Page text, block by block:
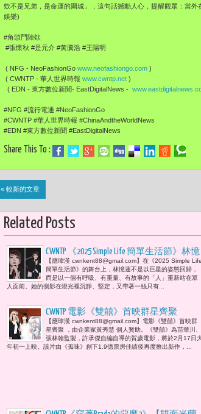
欸不是兄弟，是命運的圍城」，這句話撼動人心，提醒觀眾：當
娛樂)
#角頭鬥陣欸
#張懷秋 #是元介 #黃騰浩 #王陽明
( NFG - NeoFashionGo www.neofashiongo.com )
( CWNTP - 華人世界時報 www.cwntp.net )
( EDN - 東方數位新聞- EastDigitalNews -
#NFG #流行電通 #NeoFashionGo
#CWNTP #華人世界時報 #ChinaAndtheWorldNews
#EDN #東方數位新聞 #EastDigitalNews
Share This To :
« 較新的文章
Related Posts
CWNTP 《2025 Simple Life 簡單生活節》林憶
蓮以歌聲畫出了自己的內在地圖：「從
理解自己，到理解世界；從接受失去，
到接受新的可能。」
【應瑋漢 cwnkent88@gmail.com】在《2025 Simple Life
簡單生活節》的舞台上，林憶蓮不是以巨星的姿態回歸，
而是以一個有呼吸、有重量、有故事的「人」重新站在眾
人面前。她的側影在燈光裡沉靜、堅定，又帶著一絲只有...
CWNTP 電影《雙囍》首映群星齊聚
【應瑋漢 cwnkent88@gmail.com】電影《雙囍》首映群
星齊聚 ，由企業家黃秀慧 個人贊助。《雙囍》為苗華川、
張林翰監製，許承傑自編自導的賀歲電影，將於2月17日
年初一上映。該片由《孤味》創下1.9億票房佳績後再度推出新作，...